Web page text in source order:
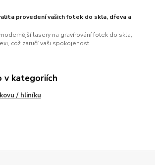
provedení vašich fotek do skla, dřeva a
lasery na gravírování fotek do skla,
což zaručí vaši spokojenost.
v kategoriích
/ hliníku